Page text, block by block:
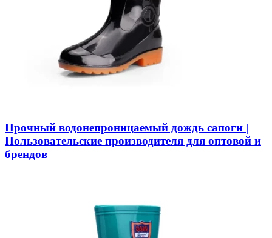
Прочный водонепроницаемый дождь сапоги |
Пользовательские производителя для оптовой и
брендов